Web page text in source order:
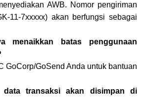
AWB. Nomor pengiriman
11-7xxxxx) akan berfungsi sebagai
menaikkan batas penggunaan
GoCorp/GoSend Anda untuk bantuan
data transaksi akan disimpan di